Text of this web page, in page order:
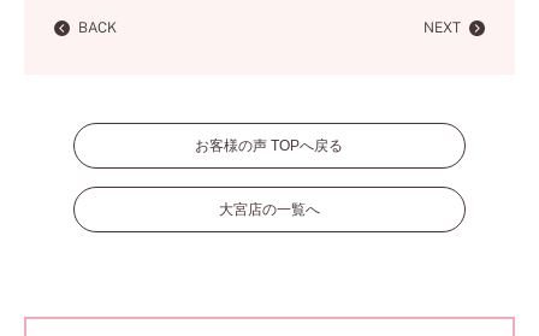
BACK NEXT
お客様の声 TOPへ戻る
大宮店の一覧へ